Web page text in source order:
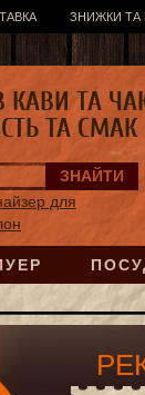
ЗНИЖКИ ТА
для
КАВИ ТА
ТА СМАК